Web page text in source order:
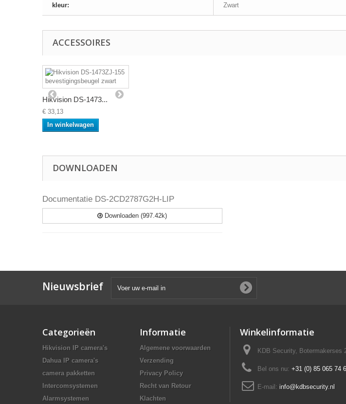
kleur: Zwart
ACCESSOIRES
Hikvision DS-1473...
€ 33,13
In winkelwagen
DOWNLOADEN
Documentatie DS-2CD2787G2H-LIP
Downloaden (997.42k)
Nieuwsbrief
Categorieën
Hikvision IP camera's
Dahua IP camera's
camera pakketten
Intercomsystemen
Alarmsystemen
Informatie
Algemene voorwaarden
Verzending
Privacy Policy
Recht van Retour
Klachten
Winkelinformatie
KDB Security, Botermakerses
Bel ons nu: +31 (0) 85 065 74
E-mail: info@kdbsecurity.nl